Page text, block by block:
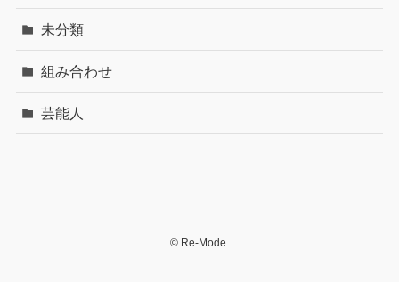
未分類
組み合わせ
芸能人
© Re-Mode.